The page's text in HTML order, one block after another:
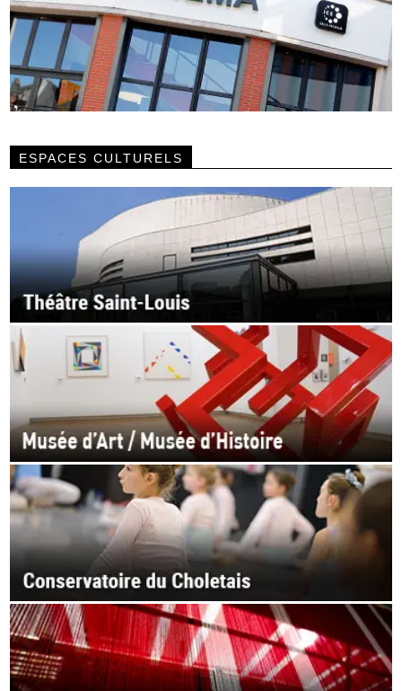
ESPACES CULTURELS